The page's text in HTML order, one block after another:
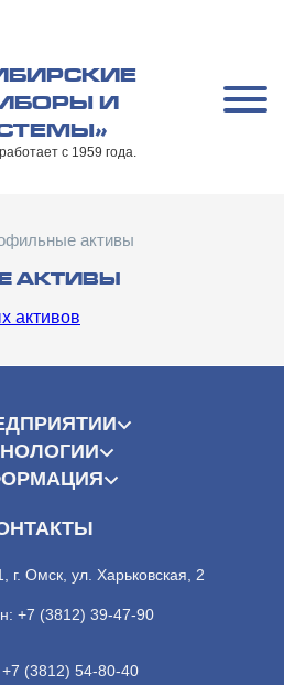
И
с 1959 года.
активы
АКТИВЫ
активов
г. Омск, ул. Харьковская, 2
+7 (3812) 39-47-90
+7 (3812) 54-80-40